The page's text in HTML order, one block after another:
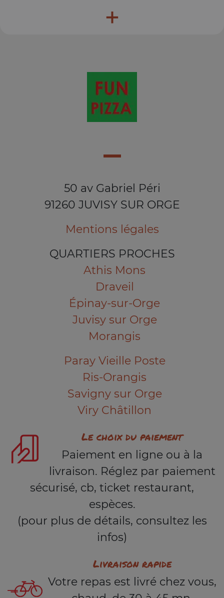
+
50 av Gabriel Péri
91260 JUVISY SUR ORGE
Mentions légales
QUARTIERS PROCHES
Athis Mons
Draveil
Épinay-sur-Orge
Juvisy sur Orge
Morangis
Paray Vieille Poste
Ris-Orangis
Savigny sur Orge
Viry Châtillon
Le choix du paiement
Paiement en ligne ou à la
livraison. Réglez par paiement
sécurisé, cb, ticket restaurant,
espèces.
(pour plus de détails, consultez les
infos)
Livraison rapide
Votre repas est livré chez vous,